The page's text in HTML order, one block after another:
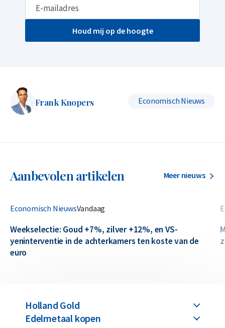
Houd mij op de hoogte
Frank Knopers Economisch Nieuws
Aanbevolen artikelen Meer nieuws
Economisch NieuwsVandaag
Weekselectie: Goud +7%, zilver +12%, en VS-
yeninterventie in de achterkamers ten koste van de
euro
Holland Gold
Edelmetaal kopen